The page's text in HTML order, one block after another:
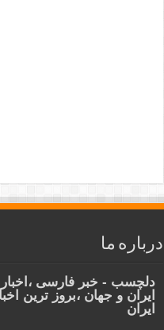
درباره ما
دلچسب - خبر فارسی ،اخبار
ایران و جهان ،بروز ترین
ایران